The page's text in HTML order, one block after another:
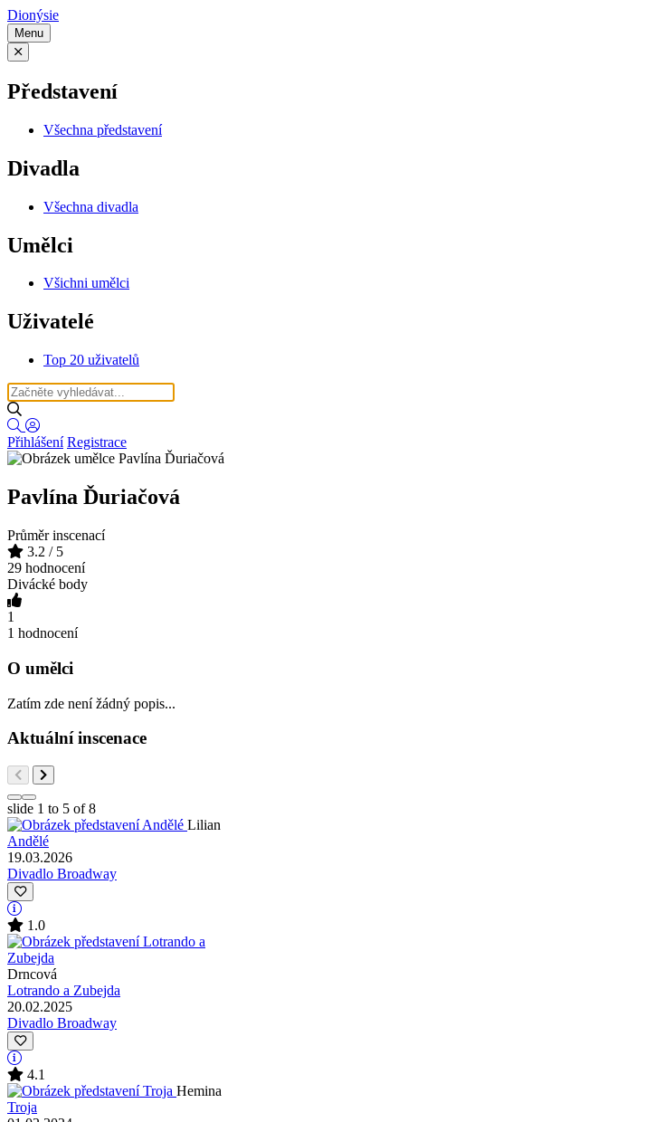
Dionýsie
Menu
Představení
Všechna představení
Divadla
Všechna divadla
Umělci
Všichni umělci
Uživatelé
Top 20 uživatelů
Přihlášení Registrace
Pavlína Ďuriačová
Průměr inscenací
3.2 / 5
29 hodnocení
Divácké body
1
1 hodnocení
O umělci
Zatím zde není žádný popis...
Aktuální inscenace
slide 1 to 5 of 8
Lilian
Andělé
19.03.2026
Divadlo Broadway
1.0
Drncová
Lotrando a Zubejda
20.02.2025
Divadlo Broadway
4.1
Hemina
Troja